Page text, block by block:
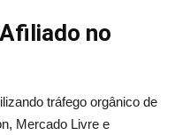
no
tráfego orgânico de
Mercado Livre e